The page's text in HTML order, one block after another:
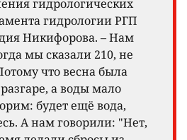
гидрологических
гидрологии РГП
Никифорова. – Нам
мы сказали 210, не
что весна была
а воды мало
будет ещё вода,
А нам говорили: "Нет,